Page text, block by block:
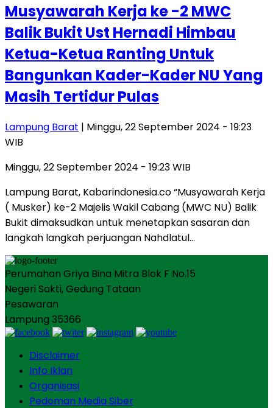
Musyawarah Kerja ke -2 MWC
Balik Bukit Ust Hernadi Himbau
Ketua-Ketua Ranting Untuk
Bangunkan Kader-Kader NU Yang
Masih Tertidur Pulas
Lampung Barat | Minggu, 22 September 2024 - 19:23
WIB
Minggu, 22 September 2024 - 19:23 WIB
Lampung Barat, Kabarindonesia.co “Musyawarah Kerja
( Musker) ke-2 Majelis Wakil Cabang (MWC NU) Balik
Bukit dimaksudkan untuk menetapkan sasaran dan
langkah langkah perjuangan Nahdlatul…
Perumahan Griya Bina Mitra Blok F No.15
Negeri Sakti, Gedung Tataan
Pesawaran
Lampung 35366
Disclaimer
Info Iklan
Organisasi
Pedoman Media Siber